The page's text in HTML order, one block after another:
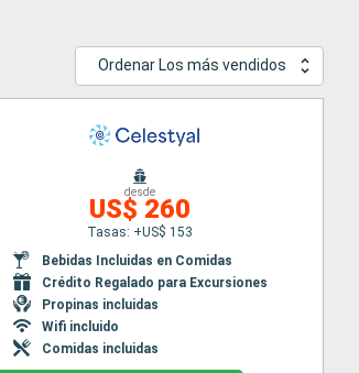
Ordenar Los más vendidos
desde
US$ 260
Tasas: +US$ 153
Bebidas Incluidas en Comidas
Crédito Regalado para Excursiones
Propinas incluidas
Wifi incluido
Comidas incluidas